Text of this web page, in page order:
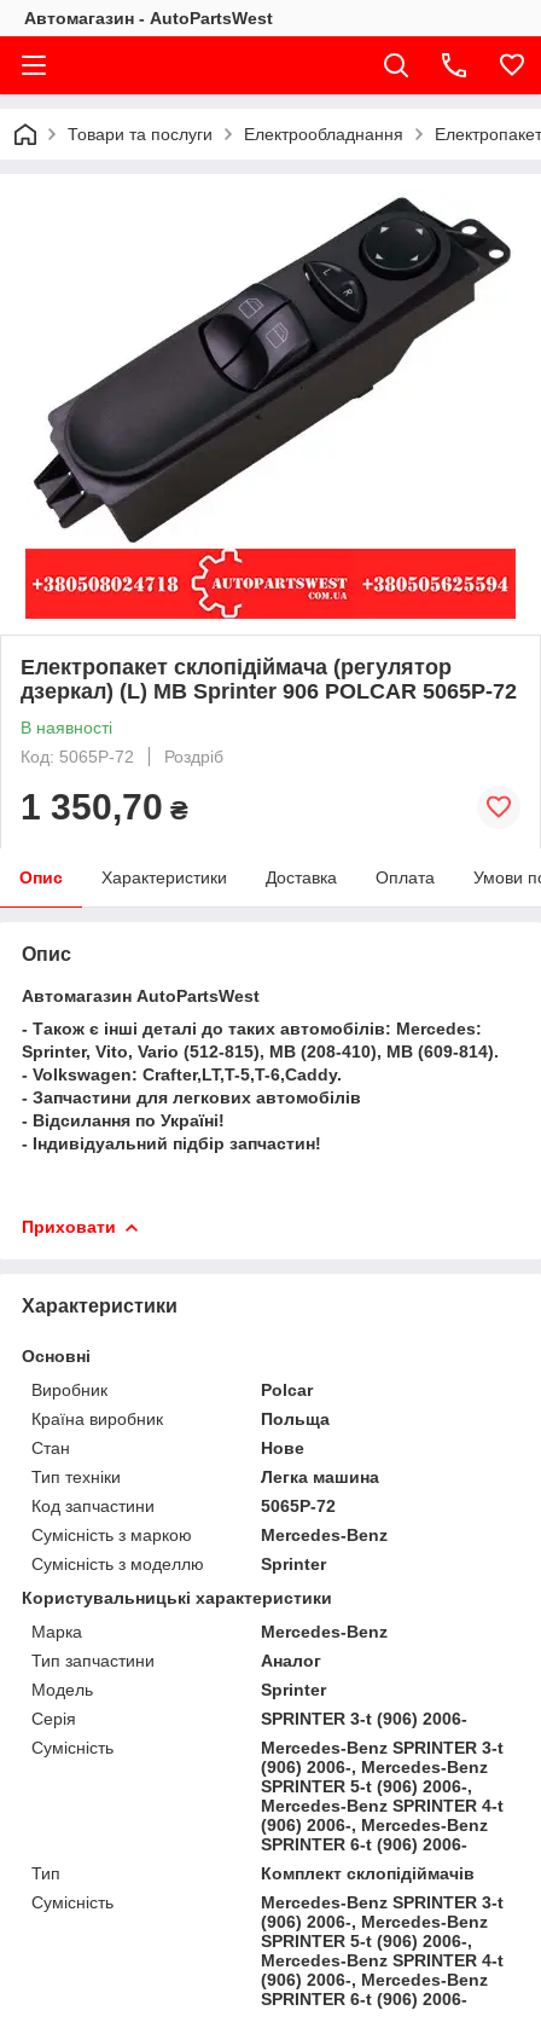
Автомагазин - AutoPartsWest
Товари та послуги Електрообладнання
Електропакет склопідіймача (регулятор
дзеркал) (L) MB Sprinter 906 POLCAR 5065P-72
В наявності
Код: 5065P-72
Роздріб
1 350,70 ₴
Опис Характеристики Доставка Оплата Умови
Опис
Автомагазин AutoPartsWest
- Також є інші деталі до таких автомобілів: Mercedes:
Sprinter, Vito, Vario (512-815), MB (208-410), MB (609-814).
- Volkswagen: Crafter,LT,T-5,T-6,Caddy.
- Запчастини для легкових автомобілів
- Відсилання по Україні!
- Індивідуальний підбір запчастин!
Приховати
Характеристики
Основні
Виробник
Polcar
Країна виробник
Польща
Стан
Нове
Тип техніки
Легка машина
Код запчастини
5065P-72
Сумісність з маркою
Mercedes-Benz
Сумісність з моделлю
Sprinter
Користувальницькі характеристики
Марка
Mercedes-Benz
Тип запчастини
Аналог
Модель
Sprinter
Серія
SPRINTER 3-t (906) 2006-
Сумісність
Mercedes-Benz SPRINTER 3-t
(906) 2006-, Mercedes-Benz
SPRINTER 5-t (906) 2006-,
Mercedes-Benz SPRINTER 4-t
(906) 2006-, Mercedes-Benz
SPRINTER 6-t (906) 2006-
Тип
Комплект склопідіймачів
Сумісність
Mercedes-Benz SPRINTER 3-t
(906) 2006-, Mercedes-Benz
SPRINTER 5-t (906) 2006-,
Mercedes-Benz SPRINTER 4-t
(906) 2006-, Mercedes-Benz
SPRINTER 6-t (906) 2006-